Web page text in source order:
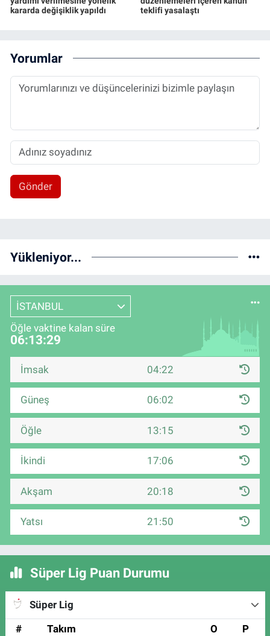
kararda değişiklik yapıldı
teklifi yasalaştı
Yorumlar
Gönder
Yükleniyor...
İSTANBUL
Öğle vaktine kalan süre
06:13:28
İmsak 04:22
Güneş 06:02
Öğle 13:15
İkindi 17:06
Akşam 20:18
Yatsı 21:50
Süper Lig Puan Durumu
Süper Lig
#
Takım O P